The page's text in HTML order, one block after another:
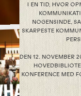
I EN TID, HVOR
NOGENSINDE,
SKARPESTE
DEN 12. NOVEMBER
KONFERENCE MED